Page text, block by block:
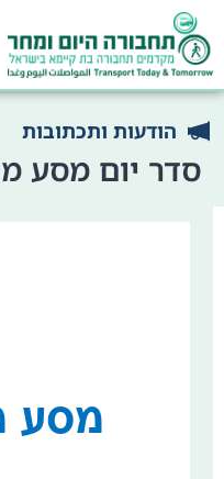
הודעות ותכתובות
סדר יום מסע